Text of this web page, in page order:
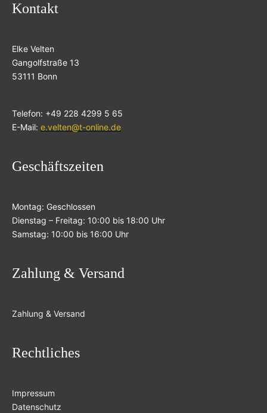
Kontakt
Elke Velten
Gangolfstraße 13
53111 Bonn
Telefon: +49 228 4299 5 65
E-Mail: e.velten@t-online.de
Geschäftszeiten
Montag: Geschlossen
Dienstag – Freitag: 10:00 bis 18:00 Uhr
Samstag: 10:00 bis 16:00 Uhr
Zahlung & Versand
Zahlung & Versand
Rechtliches
Impressum
Datenschutz